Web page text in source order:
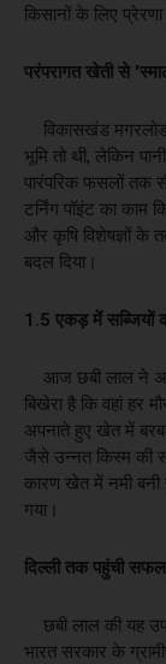
किसानों के लिए
​परंपरागत खेती से
​विकासखंड मगरलोड
भूमि तो थी, लेकिन
पारंपरिक फसलों तक
टर्निंग पॉइंट का काम
और कृषि विशेषज्ञों के
बदल दिया।
​1.5 एकड़ में सब्जियों
​आज छबी लाल ने
बिखेरा है कि वहां हर
अपनाते हुए खेत में
जैसे उन्नत किस्म की
कारण खेत में नमी बनी
गया।
​दिल्ली तक पहुंची
​छबी लाल की यह
भारत सरकार के